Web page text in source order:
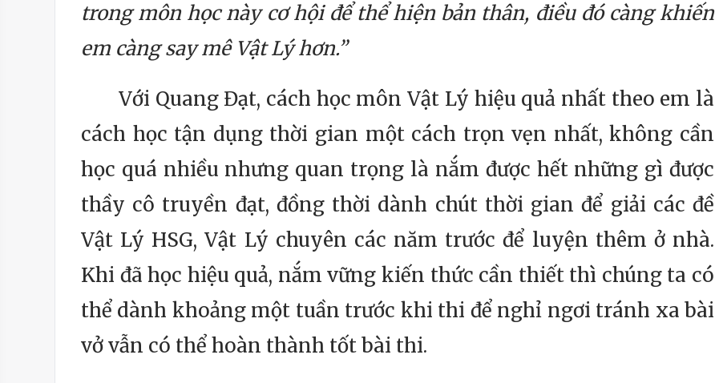
trong môn học này cơ hội để thể hiện bản thân, điều đó càng khiến
em càng say mê Vật Lý hơn.”
Với Quang Đạt, cách học môn Vật Lý hiệu quả nhất theo em là
cách học tận dụng thời gian một cách trọn vẹn nhất, không cần
học quá nhiều nhưng quan trọng là nắm được hết những gì được
thầy cô truyền đạt, đồng thời dành chút thời gian để giải các đề
Vật Lý HSG, Vật Lý chuyên các năm trước để luyện thêm ở nhà.
Khi đã học hiệu quả, nắm vững kiến thức cần thiết thì chúng ta có
thể dành khoảng một tuần trước khi thi để nghỉ ngơi tránh xa bài
vở vẫn có thể hoàn thành tốt bài thi.